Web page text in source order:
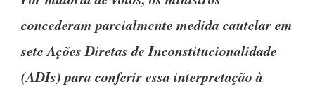
concederam parcialmente medida cautelar em
sete Ações Diretas de Inconstitucionalidade
(ADIs) para conferir essa interpretação à